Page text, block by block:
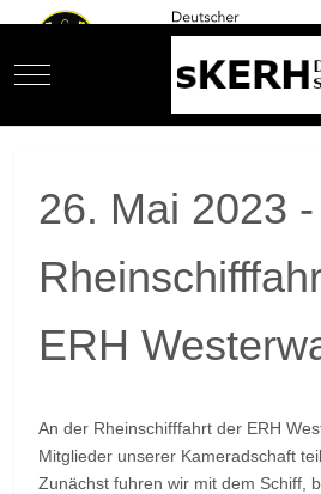
Mobile Menu Toggle
26. Mai 2023 -
ERH
An der Rheinschifffahrt der ERH
Mitglieder unserer Kameradschaft teil.
Zunächst fuhren wir mit dem Schiff,